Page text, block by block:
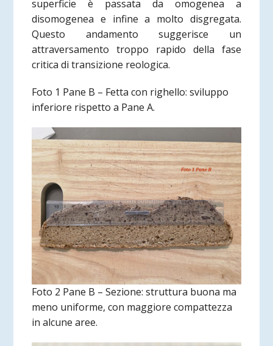
superficie è passata da omogenea a
disomogenea e infine a molto disgregata.
Questo andamento suggerisce un
attraversamento troppo rapido della fase
critica di transizione reologica.
Foto 1 Pane B – Fetta con righello: sviluppo
inferiore rispetto a Pane A.
Foto 2 Pane B – Sezione: struttura buona ma
meno uniforme, con maggiore compattezza
in alcune aree.